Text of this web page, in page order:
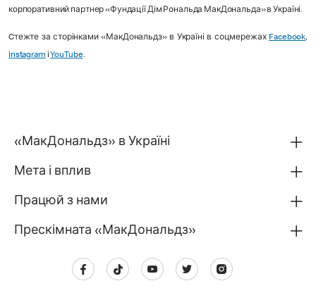
корпоративний партнер «Фундації Дім Рональда МакДональда» в Україні.
Cтежте за сторінками «МакДональдз» в Україні в соцмережах Facebook,
Instagram і YouTube.
«МакДональдз» в Україні
Мета і вплив
Працюй з нами
Прескімната «МакДональдз»